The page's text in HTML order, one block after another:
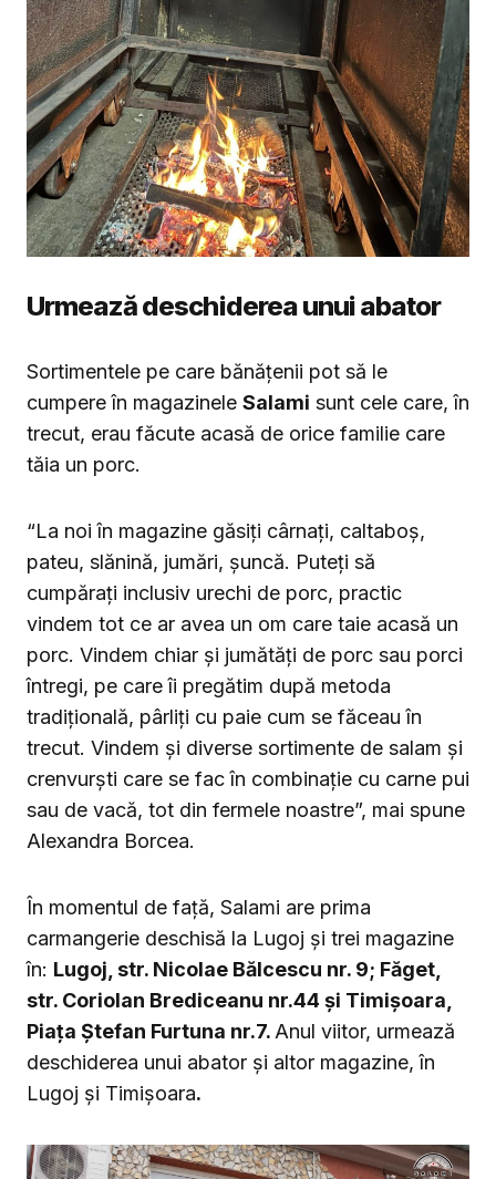
Urmează deschiderea unui abator
Sortimentele pe care bănățenii pot să le
cumpere în magazinele Salami sunt cele care, în
trecut, erau făcute acasă de orice familie care
tăia un porc.
“La noi în magazine găsiți cârnați, caltaboș,
pateu, slănină, jumări, șuncă. Puteți să
cumpărați inclusiv urechi de porc, practic
vindem tot ce ar avea un om care taie acasă un
porc. Vindem chiar și jumătăți de porc sau porci
întregi, pe care îi pregătim după metoda
tradițională, pârliți cu paie cum se făceau în
trecut. Vindem și diverse sortimente de salam și
crenvurști care se fac în combinație cu carne pui
sau de vacă, tot din fermele noastre”, mai spune
Alexandra Borcea.
În momentul de față, Salami are prima
carmangerie deschisă la Lugoj și trei magazine
în: Lugoj, str. Nicolae Bălcescu nr. 9; Făget,
str. Coriolan Brediceanu nr.44 și Timișoara,
Piața Ștefan Furtuna nr.7. Anul viitor, urmează
deschiderea unui abator și altor magazine, în
Lugoj și Timișoara.